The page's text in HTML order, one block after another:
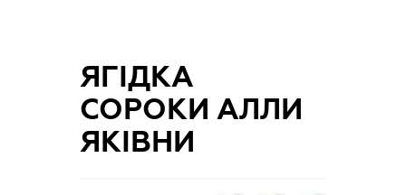
ЯГІДКА
СОРОКИ АЛЛИ
ЯКІВНИ